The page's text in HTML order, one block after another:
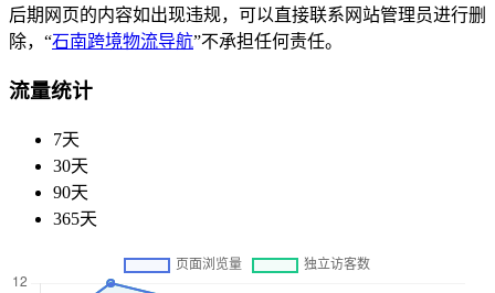
后期网页的内容如出现违规，可以直接联系网站管理员进行删
除，“石南跨境物流导航”不承担任何责任。
流量统计
7天
30天
90天
365天